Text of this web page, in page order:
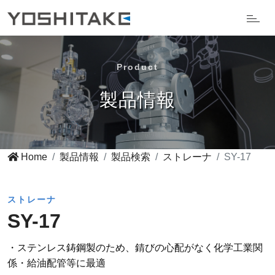
Product
製品情報
Home 製品情報 製品検索 ストレーナ SY-17
ストレーナ
SY-17
・ステンレス鋳鋼製のため、錆びの心配がなく化学工業関
係・給油配管等に最適